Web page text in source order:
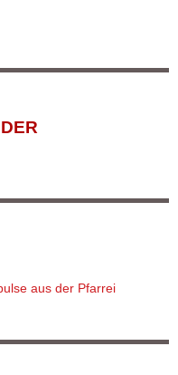
aus der Pfarrei